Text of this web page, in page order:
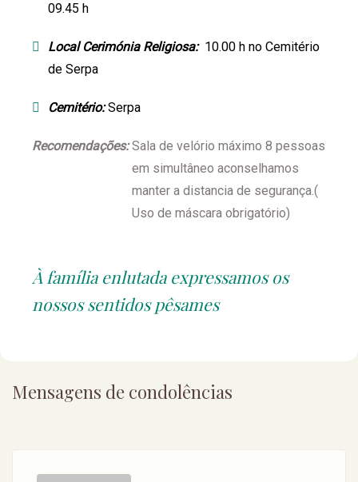
09.45 h
Local Cerimónia Religiosa: 10.00 h no Cemitério
de Serpa
Cemitério:Serpa
Recomendações: Sala de velório máximo 8 pessoas
em simultâneo aconselhamos
manter a distancia de segurança.(
Uso de máscara obrigatório)
À família enlutada expressamos os
nossos sentidos pêsames
Mensagens de condolências